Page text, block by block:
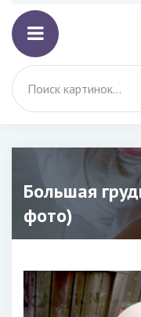
Большая
фото)